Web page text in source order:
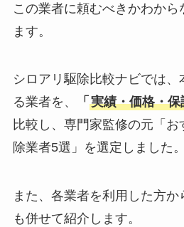
この業者に頼むべきかわか
ます。
シロアリ駆除比較ナビでは、
る業者を、
「 実績・価格・保
比較し、専門家監修の元「
除業者5選」を選定しました。
また、各業者を利用した方
も併せて紹介します。